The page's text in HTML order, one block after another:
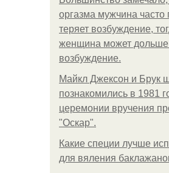
оргазма мужчина часто
теряет возбуждение,
женщина может дольше
возбуждение.
Майкл Джексон и Брук
познакомились в 1981
церемонии вручения
"Оскар".
Какие специи лучше
для вяления